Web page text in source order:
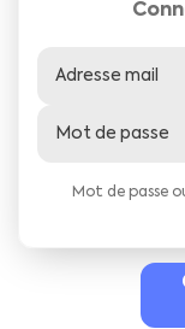
Mot de passe